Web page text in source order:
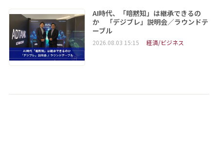
AI時代、「暗黙知」は継承できるの
か 「デジブレ」説明会／ラウンドテ
ーブル
2026.08.03 15:15 経済/ビジネス